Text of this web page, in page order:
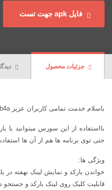
فایل apk جهت تست
جزئیات محصول
باسلام خدمت تمامی کاربران عزیز b4a
حتی توی برنامه ها هم از آن ها استفاده
ویژگی ها:
خواندن بارکد و نمایش لینک نهفته در
قابلیت کلیک روی لینک بارکد و جستجو